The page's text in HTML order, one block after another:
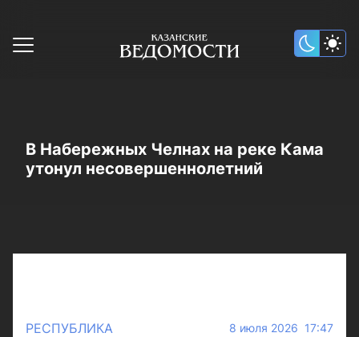
В Набережных Челнах на реке Кама
утонул несовершеннолетний
РЕСПУБЛИКА 8 июля 2026 17:47